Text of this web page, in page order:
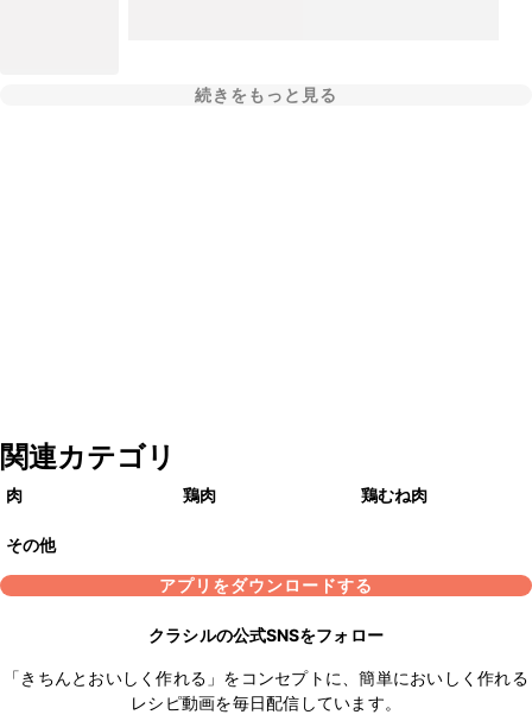
続きをもっと見る
関連カテゴリ
肉 鶏肉 鶏むね肉
その他
アプリをダウンロードする
クラシルの公式SNSをフォロー
「きちんとおいしく作れる」をコンセプトに、簡単においしく作れる
レシピ動画を毎日配信しています。